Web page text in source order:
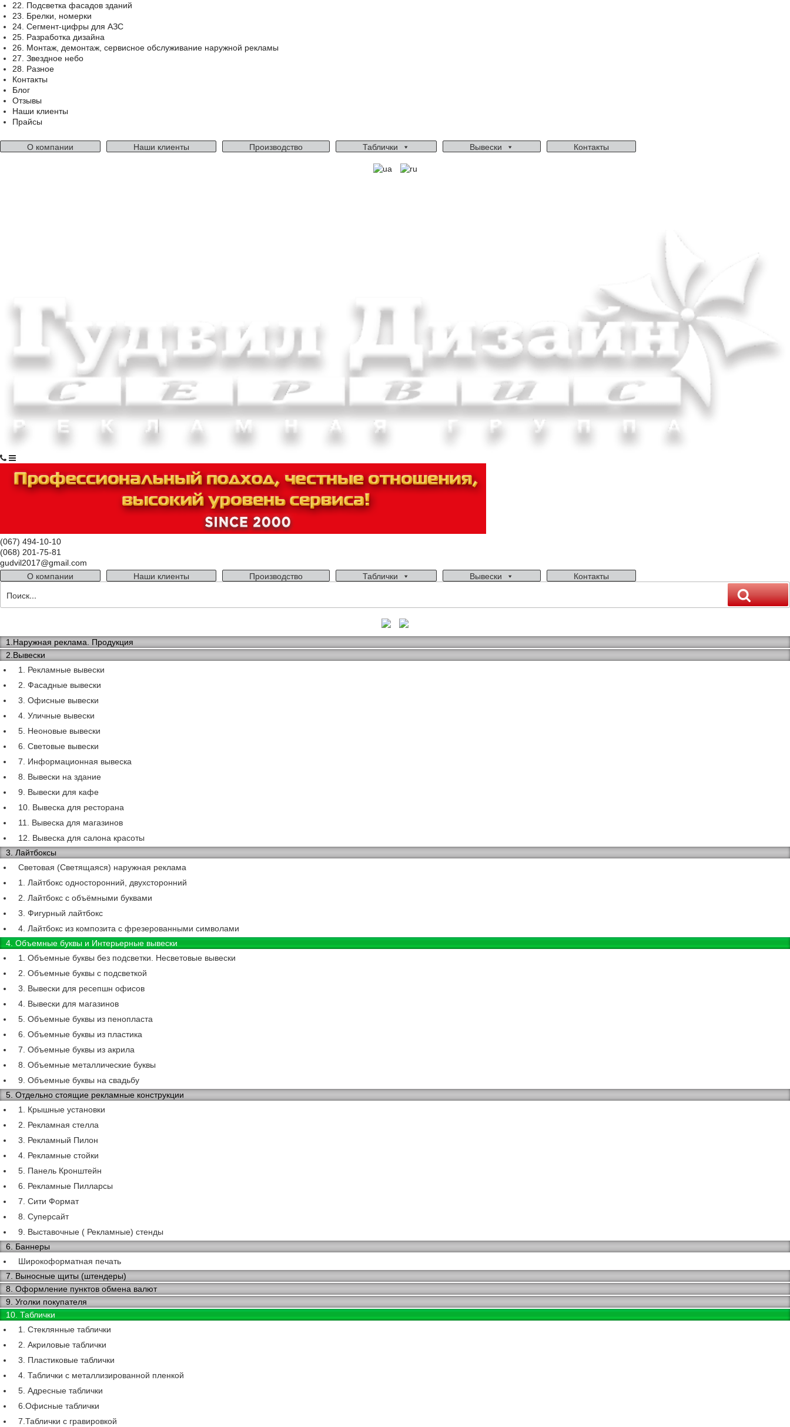
22. Подсветка фасадов зданий
23. Брелки, номерки
24. Сегмент-цифры для АЗС
25. Разработка дизайна
26. Монтаж, демонтаж, сервисное обслуживание наружной рекламы
27. Звездное небо
28. Разное
Контакты
Блог
Отзывы
Наши клиенты
Прайсы
О компании Наши клиенты Производство Таблички Вывески Контакты
(067) 494-10-10
(068) 201-75-81
gudvil2017@gmail.com
О компании
Наши клиенты Производство Таблички Вывески Контакты
Поиск
1.Наружная реклама. Продукция
2.Вывески
1. Рекламные вывески
2. Фасадные вывески
3. Офисные вывески
4. Уличные вывески
5. Неоновые вывески
6. Световые вывески
7. Информационная вывеска
8. Вывески на здание
9. Вывески для кафе
10. Вывеска для ресторана
11. Вывеска для магазинов
12. Вывеска для салона красоты
3. Лайтбоксы
Световая (Светящаяся) наружная реклама
1. Лайтбокс односторонний, двухсторонний
2. Лайтбокс с объёмными буквами
3. Фигурный лайтбокс
4. Лайтбокс из композита с фрезерованными символами
4. Объемные буквы и Интерьерные вывески
1. Объемные буквы без подсветки. Несветовые вывески
2. Объемные буквы с подсветкой
3. Вывески для ресепшн офисов
4. Вывески для магазинов
5. Объемные буквы из пенопласта
6. Объемные буквы из пластика
7. Объемные буквы из акрила
8. Объемные металлические буквы
9. Объемные буквы на свадьбу
5. Отдельно стоящие рекламные конструкции
1. Крышные установки
2. Рекламная стелла
3. Рекламный Пилон
4. Рекламные стойки
5. Панель Кронштейн
6. Рекламные Пилларсы
7. Сити Формат
8. Суперсайт
9. Выставочные ( Рекламные) стенды
6. Баннеры
Широкоформатная печать
7. Выносные щиты (штендеры)
8. Оформление пунктов обмена валют
9. Уголки покупателя
10. Таблички
1. Стеклянные таблички
2. Акриловые таблички
3. Пластиковые таблички
4. Таблички с металлизированной пленкой
5. Адресные таблички
6.Офисные таблички
7.Таблички с гравировкой